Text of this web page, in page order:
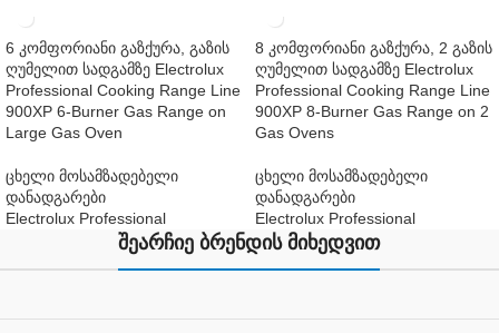
6 კომფორიანი გაზქურა, გაზის
ღუმელით სადგამზე Electrolux
Professional Cooking Range Line
900XP 6-Burner Gas Range on
Large Gas Oven
ცხელი მოსამზადებელი
დანადგარები
Electrolux Professional
8 კომფორიანი გაზქურა, 2 გაზის
ღუმელით სადგამზე Electrolux
Professional Cooking Range Line
900XP 8-Burner Gas Range on 2
Gas Ovens
ცხელი მოსამზადებელი
დანადგარები
Electrolux Professional
შეარჩიე ბრენდის მიხედვით